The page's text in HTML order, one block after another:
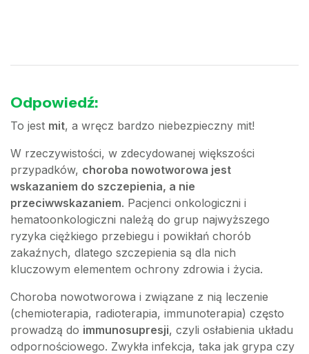
Odpowiedź:
To jest mit, a wręcz bardzo niebezpieczny mit!
W rzeczywistości, w zdecydowanej większości
przypadków, choroba nowotworowa jest
wskazaniem do szczepienia, a nie
przeciwwskazaniem. Pacjenci onkologiczni i
hematoonkologiczni należą do grup najwyższego
ryzyka ciężkiego przebiegu i powikłań chorób
zakaźnych, dlatego szczepienia są dla nich
kluczowym elementem ochrony zdrowia i życia.
Choroba nowotworowa i związane z nią leczenie
(chemioterapia, radioterapia, immunoterapia) często
prowadzą do immunosupresji, czyli osłabienia układu
odpornościowego. Zwykła infekcja, taka jak grypa czy